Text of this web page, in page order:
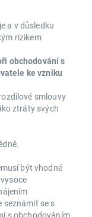
a v důsledku
rizikem
obchodování s
ke vzniku
smlouvy
ztráty svých
být vhodné
seznámit se s